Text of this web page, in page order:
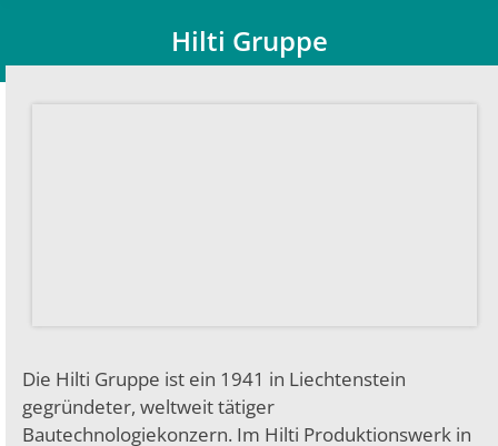
Hilti Gruppe
Du bist hier:
Die Hilti Gruppe ist ein 1941 in Liechtenstein
gegründeter, weltweit tätiger
Bautechnologiekonzern. Im Hilti Produktionswerk in